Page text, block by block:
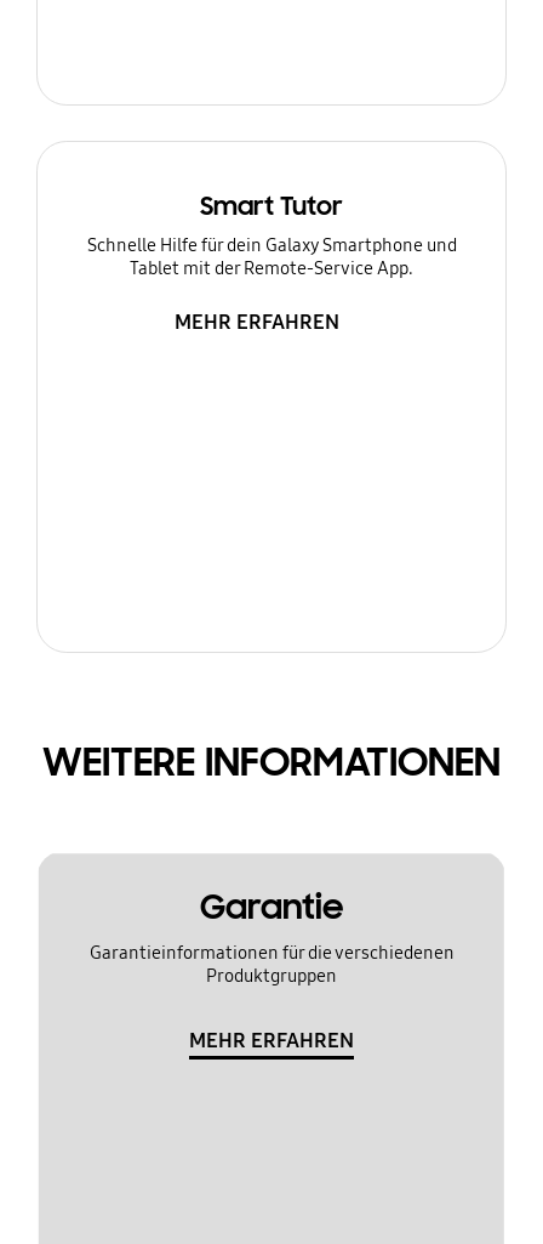
Smart Tutor
Schnelle Hilfe für dein Galaxy Smartphone und
Tablet mit der Remote-Service App.
MEHR ERFAHREN
WEITERE INFORMATIONEN
Garantie
Garantieinformationen für die verschiedenen
Produktgruppen
MEHR ERFAHREN